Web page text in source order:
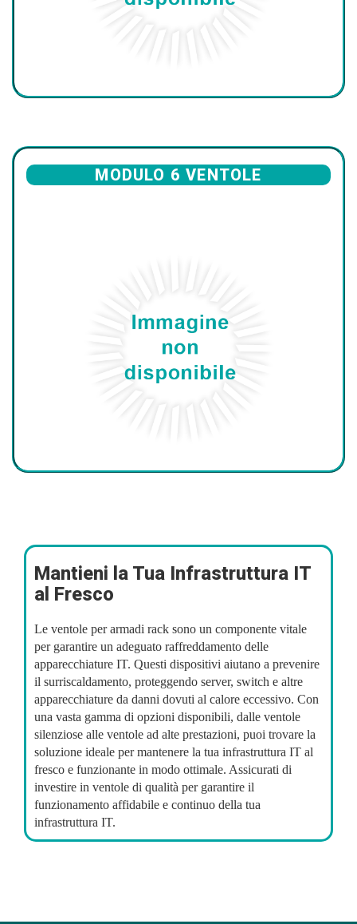
MODULO 6 VENTOLE
Mantieni la Tua Infrastruttura IT
al Fresco
Le ventole per armadi rack sono un componente vitale
per garantire un adeguato raffreddamento delle
apparecchiature IT. Questi dispositivi aiutano a prevenire
il surriscaldamento, proteggendo server, switch e altre
apparecchiature da danni dovuti al calore eccessivo. Con
una vasta gamma di opzioni disponibili, dalle ventole
silenziose alle ventole ad alte prestazioni, puoi trovare la
soluzione ideale per mantenere la tua infrastruttura IT al
fresco e funzionante in modo ottimale. Assicurati di
investire in ventole di qualità per garantire il
funzionamento affidabile e continuo della tua
infrastruttura IT.